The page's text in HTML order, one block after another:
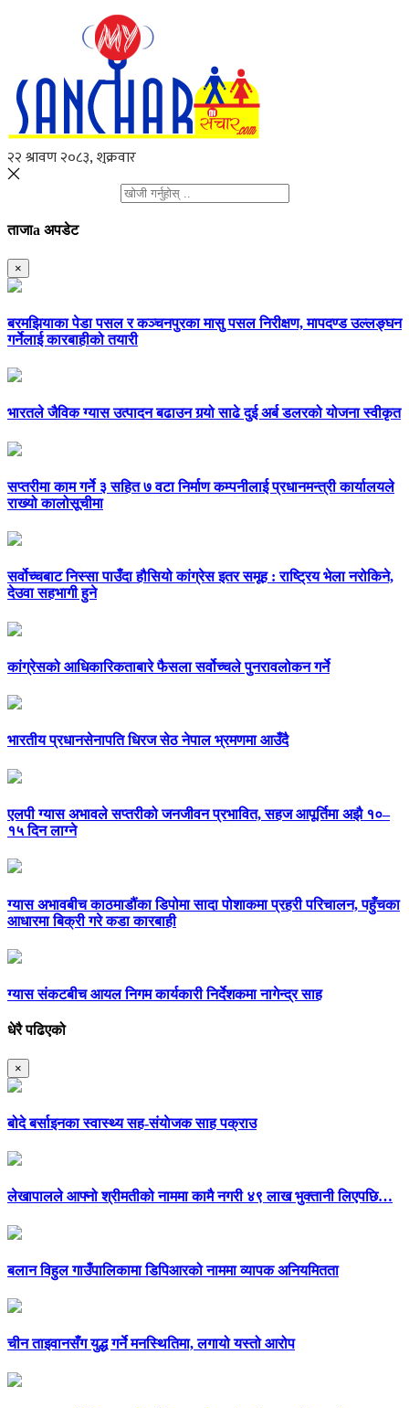
ताजाa अपडेट
×
बरमझियाका पेडा पसल र कञ्चनपुरका मासु पसल निरीक्षण, मापदण्ड उल्लङ्घन
गर्नेलाई कारबाहीको तयारी
भारतले जैविक ग्यास उत्पादन बढाउन गर्‍यो साढे दुई अर्ब डलरको योजना स्वीकृत
सप्तरीमा काम गर्ने ३ सहित ७ वटा निर्माण कम्पनीलाई प्रधानमन्त्री कार्यालयले
राख्यो कालोसूचीमा
सर्वोच्चबाट निस्सा पाउँदा हौसियो कांग्रेस इतर समूह : राष्ट्रिय भेला नरोकिने,
देउवा सहभागी हुने
कांग्रेसको आधिकारिकताबारे फैसला सर्वोच्चले पुनरावलोकन गर्ने
भारतीय प्रधानसेनापति धिरज सेठ नेपाल भ्रमणमा आउँदै
एलपी ग्यास अभावले सप्तरीको जनजीवन प्रभावित, सहज आपूर्तिमा अझै १०–
१५ दिन लाग्ने
ग्यास अभावबीच काठमाडौंका डिपोमा सादा पोशाकमा प्रहरी परिचालन, पहुँचका
आधारमा बिक्री गरे कडा कारबाही
ग्यास संकटबीच आयल निगम कार्यकारी निर्देशकमा नागेन्द्र साह
धेरै पढिएको
×
बोदे बर्साइनका स्वास्थ्य सह-संयाेजक साह पक्राउ
लेखापालले आफ्नो श्रीमतीको नाममा कामै नगरी ४९ लाख भुक्तानी लिएपछि…
बलान विहुल गाउँपालिकामा डिपिआरको नाममा व्यापक अनियमितता
चीन ताइवानसँग युद्ध गर्ने मनस्थितिमा, लगायो यस्तो आरोप